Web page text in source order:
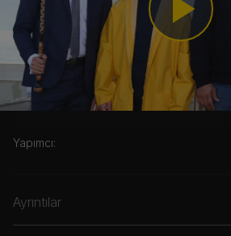
Play
Video
Kategori:
Yapımcı:
Ayrıntılar